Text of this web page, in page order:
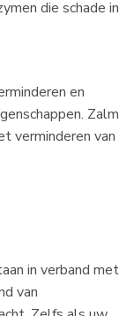
die schade in
en
Zalm
verminderen van
in verband met
van